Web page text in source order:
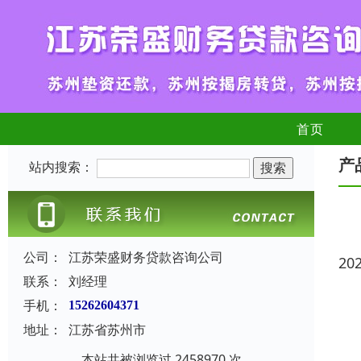
首页
站内搜索：
公司：
江苏荣盛财务贷款咨询公司
联系：
刘经理
手机：
15262604371
地址：
江苏省苏州市
产